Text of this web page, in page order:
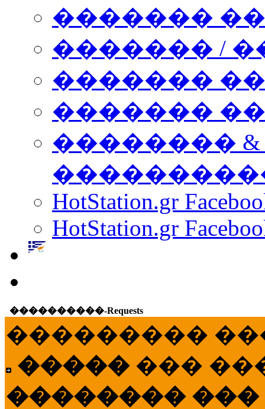
�������
������� /
�������
������� ���
��������
HotStation.gr
HotStation.gr
����������-Requests
���������
����� ���
�������� ���